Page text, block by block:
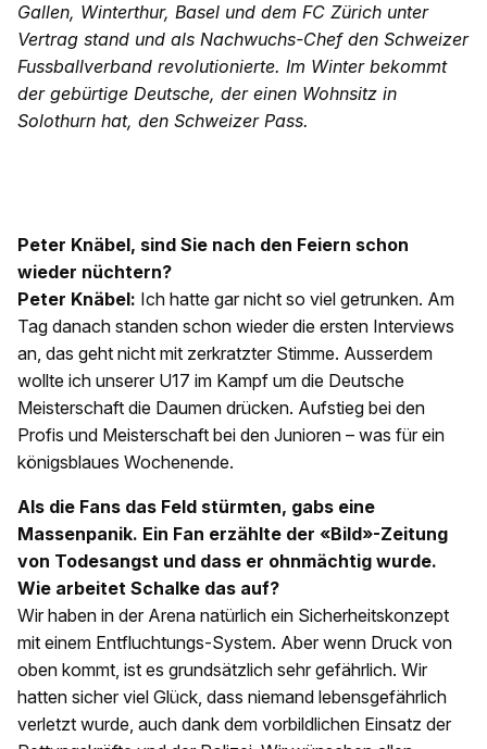
Gallen, Winterthur, Basel und dem FC Zürich unter
Vertrag stand und als Nachwuchs-Chef den Schweizer
Fussballverband revolutionierte. Im Winter bekommt
der gebürtige Deutsche, der einen Wohnsitz in
Solothurn hat, den Schweizer Pass.
Peter Knäbel, sind Sie nach den Feiern schon
wieder nüchtern?
Peter Knäbel: Ich hatte gar nicht so viel getrunken. Am
Tag danach standen schon wieder die ersten Interviews
an, das geht nicht mit zerkratzter Stimme. Ausserdem
wollte ich unserer U17 im Kampf um die Deutsche
Meisterschaft die Daumen drücken. Aufstieg bei den
Profis und Meisterschaft bei den Junioren – was für ein
königsblaues Wochenende.
Als die Fans das Feld stürmten, gabs eine
Massenpanik. Ein Fan erzählte der «Bild»-Zeitung
von Todesangst und dass er ohnmächtig wurde.
Wie arbeitet Schalke das auf?
Wir haben in der Arena natürlich ein Sicherheitskonzept
mit einem Entfluchtungs-System. Aber wenn Druck von
oben kommt, ist es grundsätzlich sehr gefährlich. Wir
hatten sicher viel Glück, dass niemand lebensgefährlich
verletzt wurde, auch dank dem vorbildlichen Einsatz der